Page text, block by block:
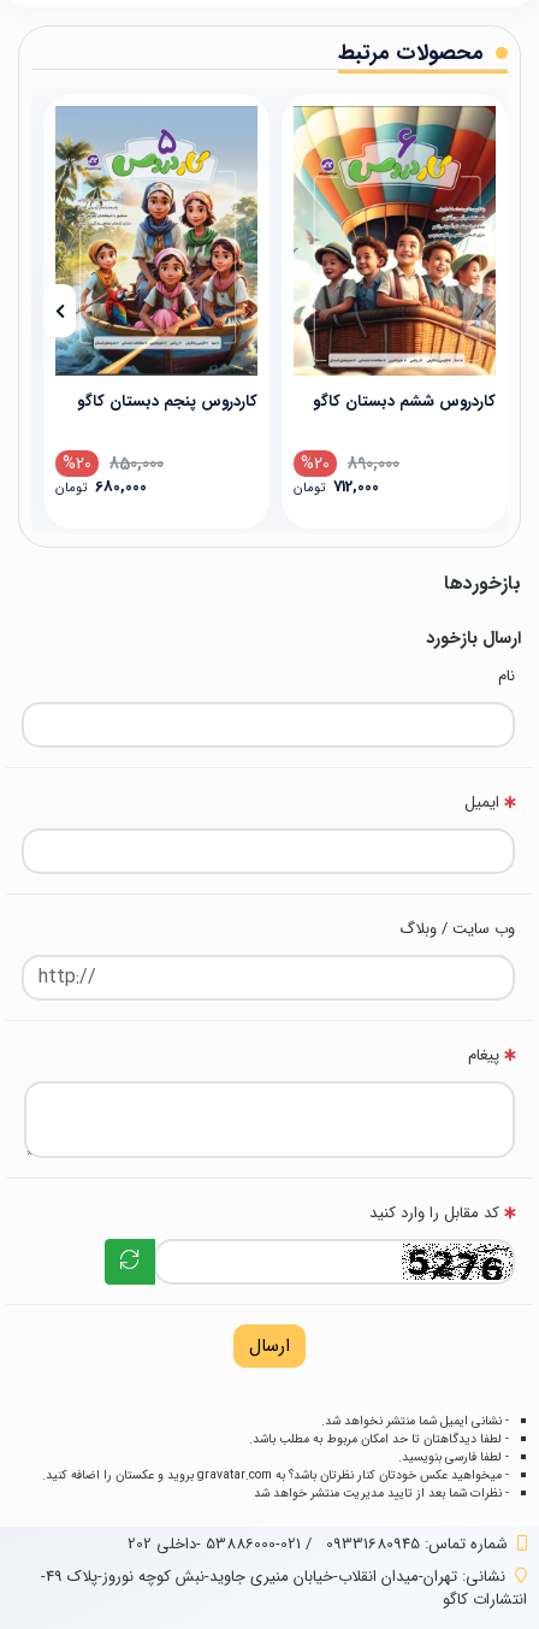
محصولات مرتبط
کاردروس ششم دبستان کاگو
890,000
%20
712,000 تومان
کاردروس پنجم دبستان کاگو
850,000
%20
680,000 تومان
بازخوردها
ارسال بازخورد
نام
ایمیل
وب سایت / وبلاگ
پیغام
کد مقابل را وارد کنید
ارسال
- نشانی ایمیل شما منتشر نخواهد شد.
- لطفا دیدگاهتان تا حد امکان مربوط به مطلب باشد.
- لطفا فارسی بنویسید.
- میخواهید عکس خودتان کنار نظرتان باشد؟ به gravatar.com بروید و عکستان را اضافه کنید.
- نظرات شما بعد از تایید مدیریت منتشر خواهد شد
شماره تماس‌: 09331680945 / 021-53886000 -داخلی 202
نشانی:
تهران-میدان انقلاب-خیابان منیری جاوید-نبش کوچه نوروز-پلاک 49-
انتشارات کاگو